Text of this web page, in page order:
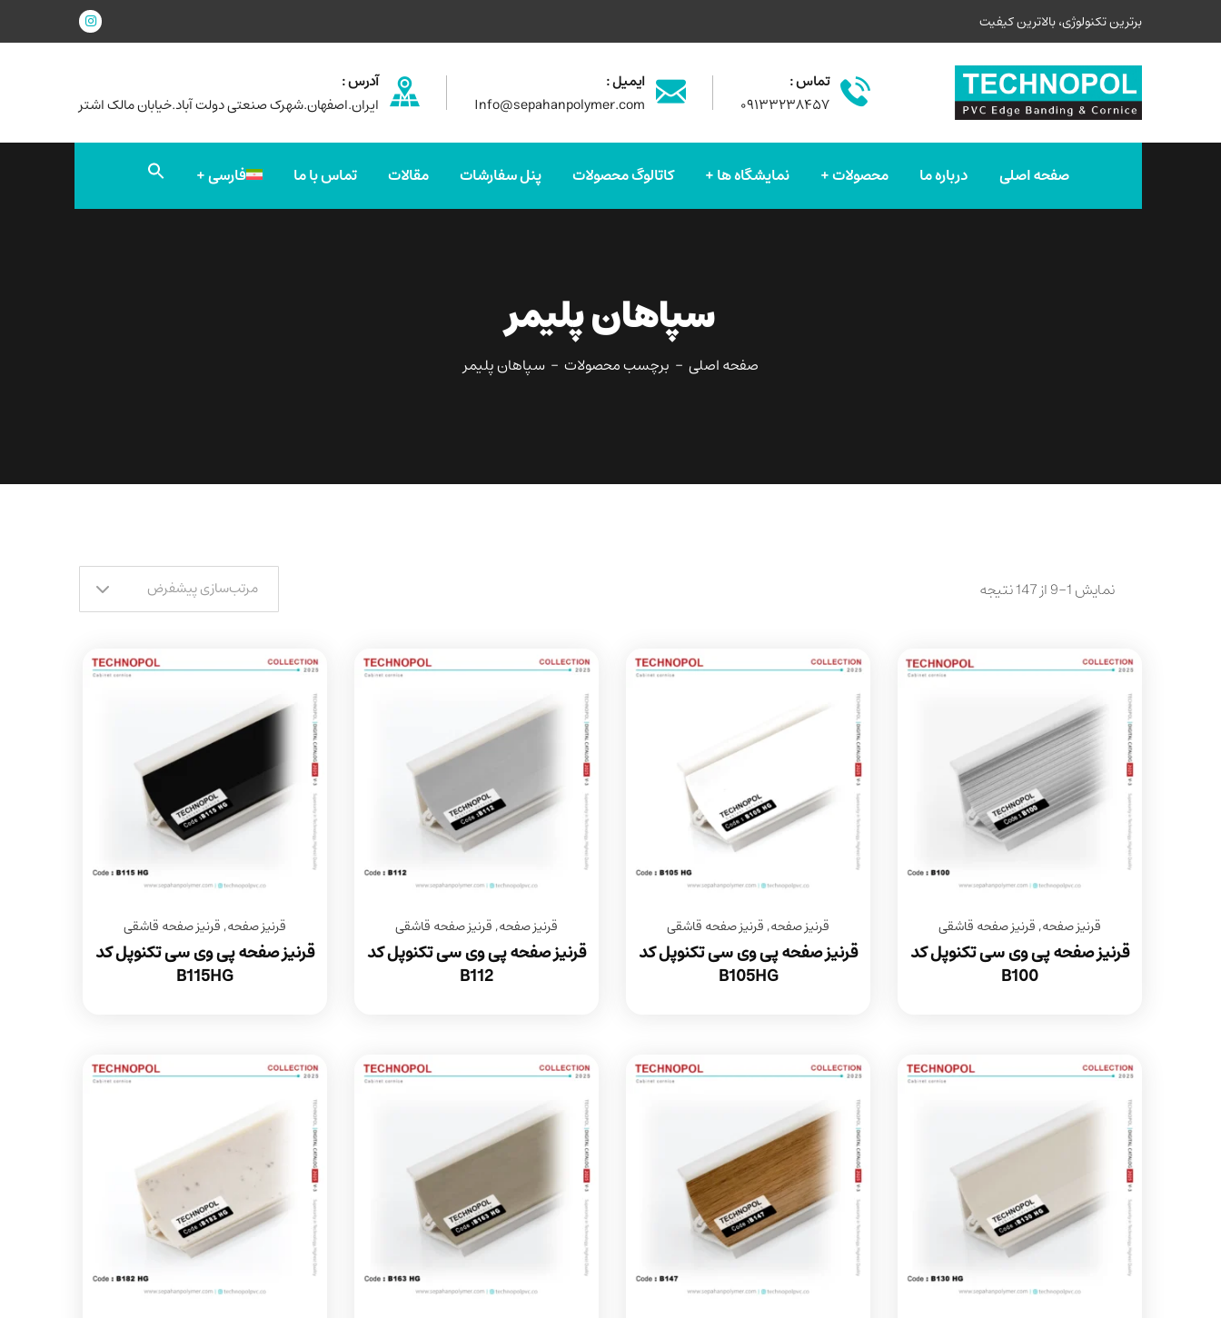
برترین تکنولوژی، بالاترین کیفیت
تماس :
۰۹۱۳۳۲۳۸۴۵۷
ایمیل :
Info@sepahanpolymer.com
آدرس :
ایران.اصفهان.شهرک صنعتی دولت آباد.خیابان مالک اشتر
صفحه اصلی درباره ما محصولات نمایشگاه ها کاتالوگ محصولات پنل سفارشات مقالات تماس با ما فارسی جستجو
برای:
سپاهان پلیمر
صفحه اصلی برچسب محصولات سپاهان پلیمر
نمایش 1–9 از 147 نتیجه مرتب‌سازی پیشفرض
قرنیز صفحه, قرنیز صفحه قاشقی
قرنیز صفحه پی وی سی تکنوپل کد
B100
قرنیز صفحه, قرنیز صفحه قاشقی
قرنیز صفحه پی وی سی تکنوپل کد
B105HG
قرنیز صفحه, قرنیز صفحه قاشقی
قرنیز صفحه پی وی سی تکنوپل کد
B112
قرنیز صفحه, قرنیز صفحه قاشقی
قرنیز صفحه پی وی سی تکنوپل کد
B115HG